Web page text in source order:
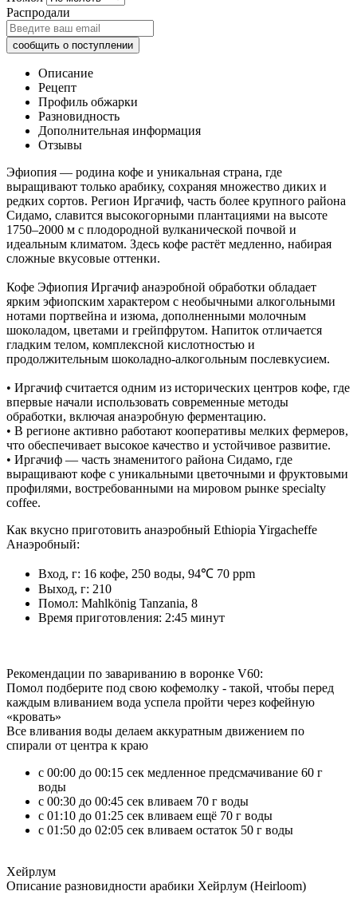
Распродали
Описание
Рецепт
Профиль обжарки
Разновидность
Дополнительная информация
Отзывы
Эфиопия — родина кофе и уникальная страна, где
выращивают только арабику, сохраняя множество диких и
редких сортов. Регион Иргачиф, часть более крупного района
Сидамо, славится высокогорными плантациями на высоте
1750–2000 м с плодородной вулканической почвой и
идеальным климатом. Здесь кофе растёт медленно, набирая
сложные вкусовые оттенки.
Кофе Эфиопия Иргачиф анаэробной обработки обладает
ярким эфиопским характером с необычными алкогольными
нотами портвейна и изюма, дополненными молочным
шоколадом, цветами и грейпфрутом. Напиток отличается
гладким телом, комплексной кислотностью и
продолжительным шоколадно-алкогольным послевкусием.
• Иргачиф считается одним из исторических центров кофе, где
впервые начали использовать современные методы
обработки, включая анаэробную ферментацию.
• В регионе активно работают кооперативы мелких фермеров,
что обеспечивает высокое качество и устойчивое развитие.
• Иргачиф — часть знаменитого района Сидамо, где
выращивают кофе с уникальными цветочными и фруктовыми
профилями, востребованными на мировом рынке specialty
coffee.
Как вкусно приготовить анаэробный Ethiopia Yirgacheffe
Анаэробный:
Вход, г: 16 кофе, 250 воды, 94℃ 70 ppm
Выход, г: 210
Помол: Mahlkönig Tanzania, 8
Время приготовления: 2:45 минут
Рекомендации по завариванию в воронке V60:
Помол подберите под свою кофемолку - такой, чтобы перед
каждым вливанием вода успела пройти через кофейную
«кровать»
Все вливания воды делаем аккуратным движением по
спирали от центра к краю
с 00:00 до 00:15 сек медленное предсмачивание 60 г
воды
с 00:30 до 00:45 сек вливаем 70 г воды
с 01:10 до 01:25 сек вливаем ещё 70 г воды
c 01:50 до 02:05 сек вливаем остаток 50 г воды
Хейрлум
Описание разновидности арабики Хейрлум (Heirloom)